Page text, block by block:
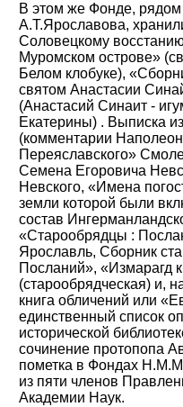
В этом же Фонде,
А.Т.Ярославова,
Соловецкому
Муромском острове»
Белом клобуке),
святом Анастасии
(Анастасий Синаит -
Екатерины) . Выписка
(комментарии
Переяславского»
Семена Егоровича
Невского, «Имена
земли которой были
состав
«Старообрядцы :
Ярославль, Сборник
Посланий», «Измарагд
(старообрядческая) и,
книга обличений или
единственный список
исторической
сочинение протопопа
пометка в Фондах
из пяти членов
Академии Наук.